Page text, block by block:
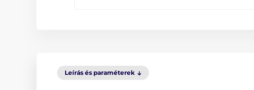
Leírás és paraméterek